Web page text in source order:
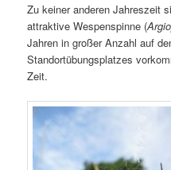
Zu keiner anderen Jahreszeit
attraktive Wespenspinne (
Jahren in großer Anzahl auf
Standortübungsplatzes
Zeit.